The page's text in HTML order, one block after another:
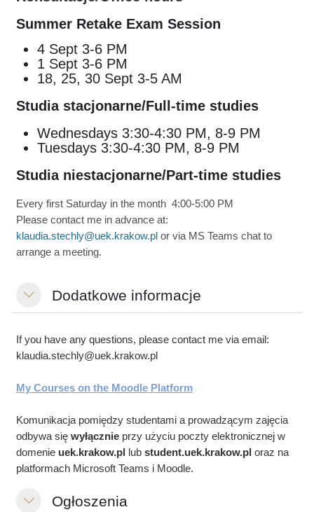
Summer Retake Exam Session
4 Sept 3-6 PM
1 Sept 3-6 PM
18, 25, 30 Sept 3-5 AM
Studia stacjonarne/Full-time studies
Wednesdays 3:30-4:30 PM, 8-9 PM
Tuesdays 3:30-4:30 PM, 8-9 PM
Studia niestacjonarne/Part-time studies
Every first Saturday in the month 4:00-5:00 PM
Please contact me in advance at:
klaudia.stechly@uek.krakow.plor via MS Teams chat to
arrange a meeting.
ReplierDodatkowe informacje
If you have any questions, please contact me via email:
klaudia.stechly@uek.krakow.pl
My Courses on the Moodle Platform
Komunikacja pomiędzy studentami a prowadzącym zajęcia
odbywa się wyłącznieprzy użyciu poczty elektronicznej w
domenie uek.krakow.pl lub student.uek.krakow.pl oraz na
platformach Microsoft Teams i Moodle.
ReplierOgłoszenia